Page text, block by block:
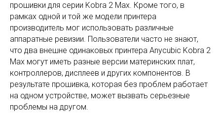
прошивки для серии Kobra 2 Max. Кроме того, в
рамках одной и той же модели принтера
производитель мог использовать различные
аппаратные ревизии. Пользователи часто не знают,
что два внешне одинаковых принтера Anycubic Kobra 2
Max могут иметь разные версии материнских плат,
контроллеров, дисплеев и других компонентов. В
результате прошивка, которая без проблем работает
на одном устройстве, может вызвать серьезные
проблемы на другом.